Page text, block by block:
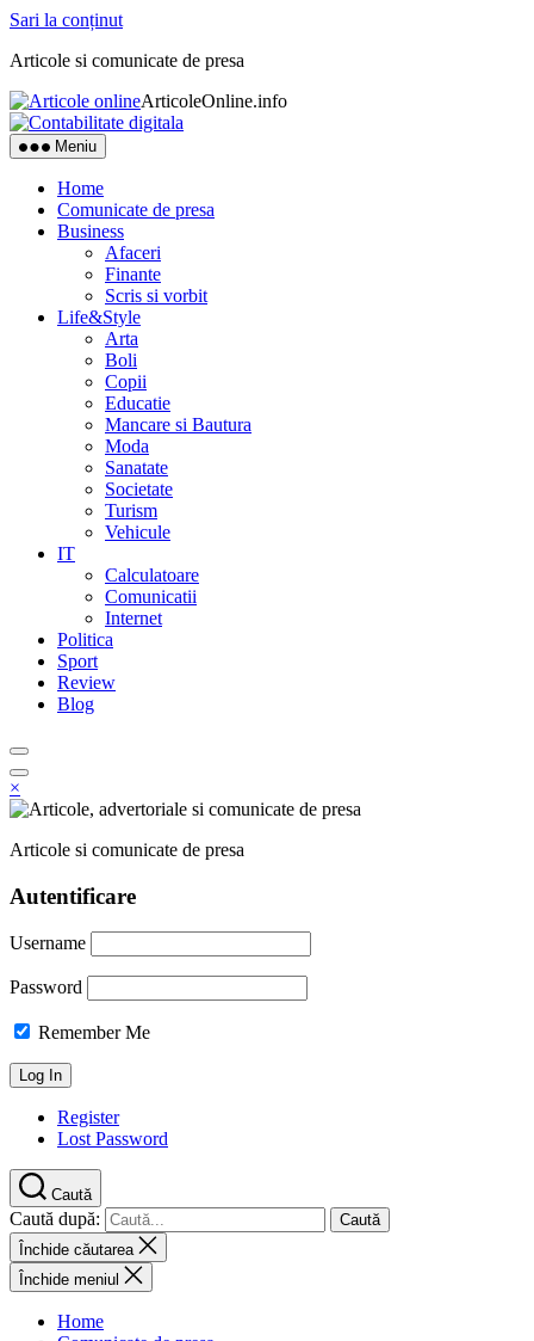
Sari la conținut
Articole si comunicate de presa
ArticoleOnline.info
Meniu
Home
Comunicate de presa
Business
Afaceri
Finante
Scris si vorbit
Life&Style
Arta
Boli
Copii
Educatie
Mancare si Bautura
Moda
Sanatate
Societate
Turism
Vehicule
IT
Calculatoare
Comunicatii
Internet
Politica
Sport
Review
Blog
×
Articole si comunicate de presa
Autentificare
Username
Password
Remember Me
Register
Lost Password
Caută
Caută după:
Închide căutarea
Închide meniul
Home